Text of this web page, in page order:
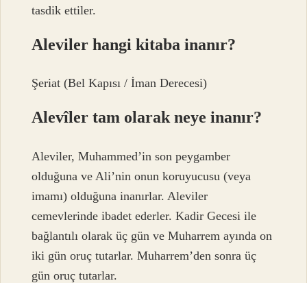
tasdik ettiler.
Aleviler hangi kitaba inanır?
Şeriat (Bel Kapısı / İman Derecesi)
Alevîler tam olarak neye inanır?
Aleviler, Muhammed’in son peygamber
olduğuna ve Ali’nin onun koruyucusu (veya
imamı) olduğuna inanırlar. Aleviler
cemevlerinde ibadet ederler. Kadir Gecesi ile
bağlantılı olarak üç gün ve Muharrem ayında on
iki gün oruç tutarlar. Muharrem’den sonra üç
gün oruç tutarlar.